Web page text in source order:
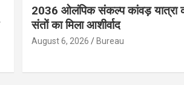
2036 ओलंपिक संकल्प कांवड़ यात्रा
संतों का मिला आशीर्वाद
August 6, 2026 Bureau